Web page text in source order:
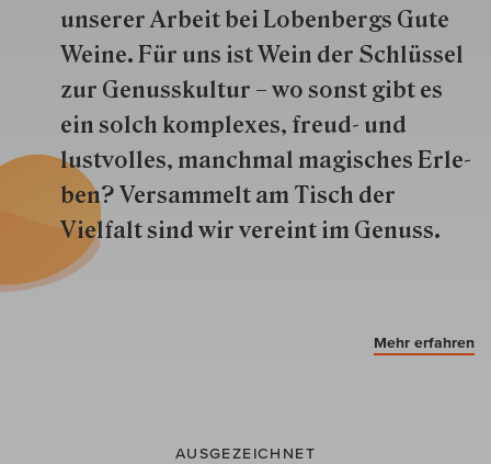
unserer Arbeit bei Lobenbergs Gute
Weine. Für uns ist Wein der Schlüs­sel
zur Genuss­kultur – wo sonst gibt es
ein solch kom­plexes, freud- und
lustvolles, manchmal ma­gisch­es Er­le­
ben? Versammelt am Tisch der
Vielfalt sind wir ver­eint im Genuss.
Mehr erfahren
AUSGEZEICHNET